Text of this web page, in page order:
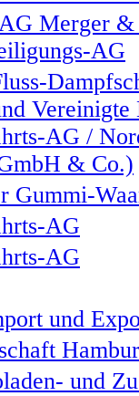
Merger
AG
AG /
& Co.)
Gummi-
AG
AG
und
und